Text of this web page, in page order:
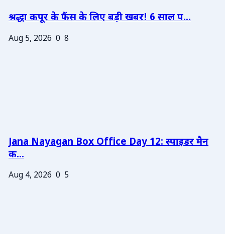
श्रद्धा कपूर के फैंस के लिए बड़ी खबर! 6 साल प...
Aug 5, 2026 0 8
Jana Nayagan Box Office Day 12: स्पाइडर मैन
क...
Aug 4, 2026 0 5